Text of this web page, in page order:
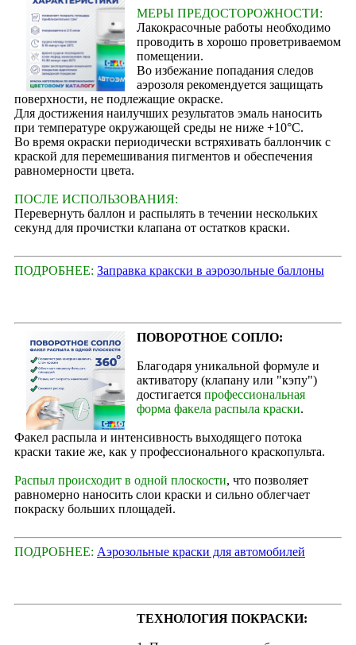
МЕРЫ ПРЕДОСТОРОЖНОСТИ:
Лакокрасочные работы необходимо
проводить в хорошо проветриваемом
помещении.
Во избежание попадания следов
аэрозоля рекомендуется защищать
поверхности, не подлежащие окраске.
Для достижения наилучших результатов эмаль наносить
при температуре окружающей среды не ниже +10°С.
Во время окраски периодически встряхивать баллончик с
краской для перемешивания пигментов и обеспечения
равномерности цвета.
ПОСЛЕ ИСПОЛЬЗОВАНИЯ:
Перевернуть баллон и распылять в течении нескольких
секунд для прочистки клапана от остатков краски.
ПОДРОБНЕЕ: Заправка кракски в аэрозольные баллоны
ПОВОРОТНОЕ СОПЛО:
Благодаря уникальной формуле и
активатору (клапану или "кэпу")
достигается профессиональная
форма факела распыла краски.
Факел распыла и интенсивность выходящего потока
краски такие же, как у профессионального краскопульта.
Распыл происходит в одной плоскости, что позволяет
равномерно наносить слои краски и сильно облегчает
покраску больших площадей.
ПОДРОБНЕЕ: Аэрозольные краски для автомобилей
ТЕХНОЛОГИЯ ПОКРАСКИ: